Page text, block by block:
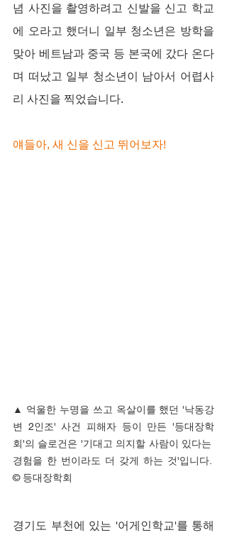
념 사진을 촬영하려고 신발을 신고 학교
에 오라고 했더니 일부 청소년은 방학을
맞아 베트남과 중국 등 본국에 갔다 온다
며 떠났고 일부 청소년이 남아서 어렵사
리 사진을 찍었습니다.
얘들아, 새 신을 신고 뛰어보자!
▲ 억울한 누명을 쓰고 옥살이를 했던 '낙동강
변 2인조' 사건 피해자 등이 만든 '등대장학
회'의 슬로건은 '기대고 의지할 사람이 있다는
경험을 한 번이라도 더 갖게 하는 것'입니다.
© 등대장학회
경기도 부천에 있는 '어게인학교'를 통해